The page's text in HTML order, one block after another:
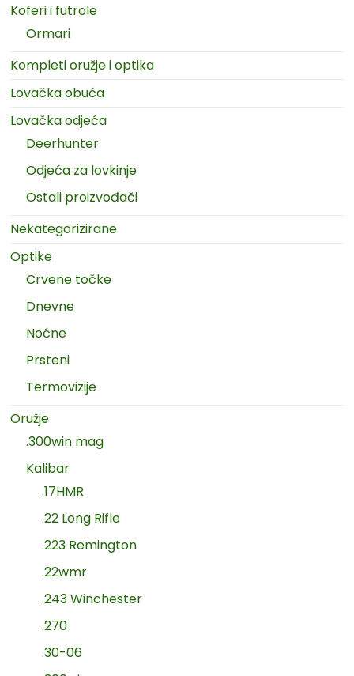
Koferi i futrole
Ormari
Kompleti oružje i optika
Lovačka obuća
Lovačka odjeća
Deerhunter
Odjeća za lovkinje
Ostali proizvođači
Nekategorizirane
Optike
Crvene točke
Dnevne
Noćne
Prsteni
Termovizije
Oružje
.300win mag
Kalibar
.17HMR
.22 Long Rifle
.223 Remington
.22wmr
.243 Winchester
.270
.30-06